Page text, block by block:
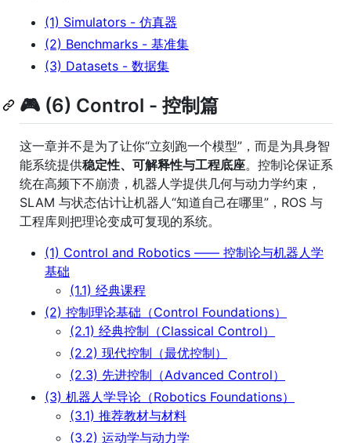
(1) Simulators - 仿真器
(2) Benchmarks - 基准集
(3) Datasets - 数据集
🎮 (6) Control - 控制篇
这一章并不是为了让你“立刻跑一个模型”，而是为具身智
能系统提供稳定性、可解释性与工程底座。控制论保证系
统在高频下不崩溃，机器人学提供几何与动力学约束，
SLAM 与状态估计让机器人“知道自己在哪里”，ROS 与
工程库则把理论变成可复现的系统。
(1) Control and Robotics —— 控制论与机器人学
基础
(1.1) 经典课程
(2) 控制理论基础（Control Foundations）
(2.1) 经典控制（Classical Control）
(2.2) 现代控制（最优控制）
(2.3) 先进控制（Advanced Control）
(3) 机器人学导论（Robotics Foundations）
(3.1) 推荐教材与材料
(3.2) 运动学与动力学